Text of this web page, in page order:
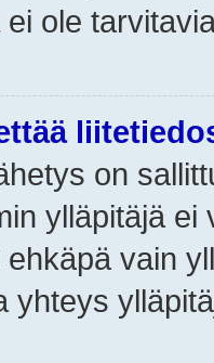
ole
on
ylläpitäjä
vain
yhteys